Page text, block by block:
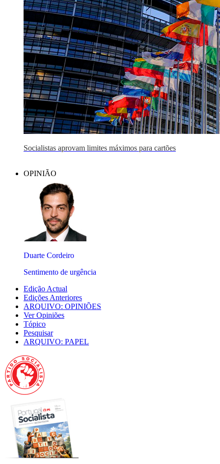
Socialistas aprovam limites máximos para cartões
OPINIÃO
Duarte Cordeiro
Sentimento de urgência
Edição Actual
Edições Anteriores
ARQUIVO: OPINIÕES
Ver Opiniões
Tópico
Pesquisar
ARQUIVO: PAPEL